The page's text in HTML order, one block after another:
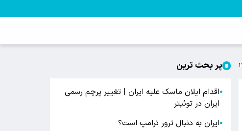
پر بحث ترین
●اقدام ایلان ماسک علیه ایران | تغییر پرچم رسمی
ایران در توئیتر
●ایران به دنبال ترور ترامپ است؟